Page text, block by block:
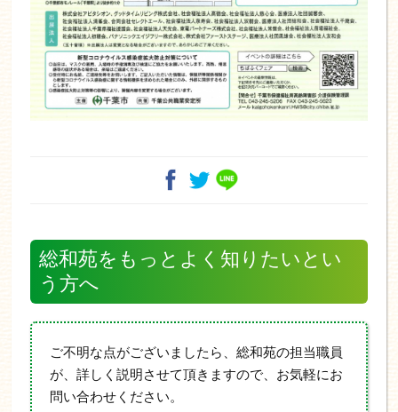
総和苑をもっとよく知りたいとい
う方へ
ご不明な点がございましたら、総和苑の担当職員
が、詳しく説明させて頂きますので、お気軽にお
問い合わせください。